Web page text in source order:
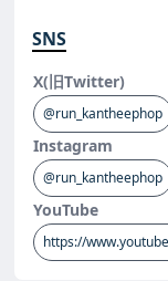
SNS
X(旧Twitter)
@run_kantheephop
Instagram
@run_kantheephop
YouTube
https://